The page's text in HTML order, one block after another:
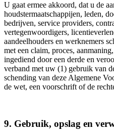
U gaat ermee akkoord, dat u de
houdstermaatschappijen, leden,
bedrijven, service providers,
vertegenwoordigers,
aandeelhouders en werknemers
met een claim, proces,
ingediend door een derde en
verband met uw (1) gebruik van
schending van deze Algemene
de wet, een voorschrift of de
9. Gebruik, opslag en